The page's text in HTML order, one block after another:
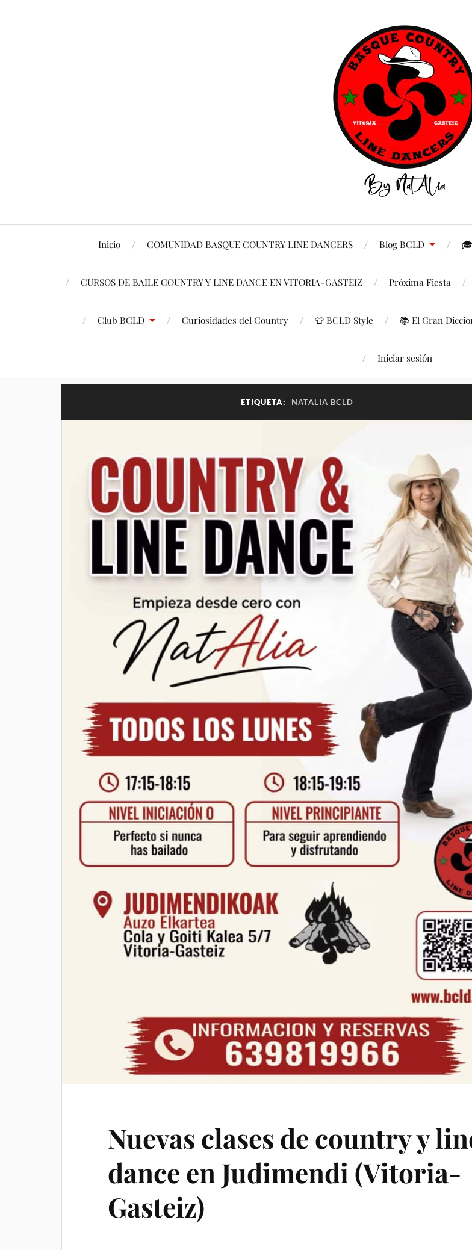
Inicio COMUNIDAD BASQUE COUNTRY LINE DANCERS Blog BCLD
CURSOS DE BAILE COUNTRY Y LINE DANCE EN VITORIA-GASTEIZ Próxima Fiesta
Club BCLD Curiosidades del Country 👕 BCLD Style 📚 El Gran
Iniciar sesión
ETIQUETA: NATALIA BCLD
Nuevas clases de country y
dance en Judimendi (Vitoria-
Gasteiz)